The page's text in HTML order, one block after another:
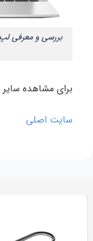
برای مشاهده سایر
سایت اصلی